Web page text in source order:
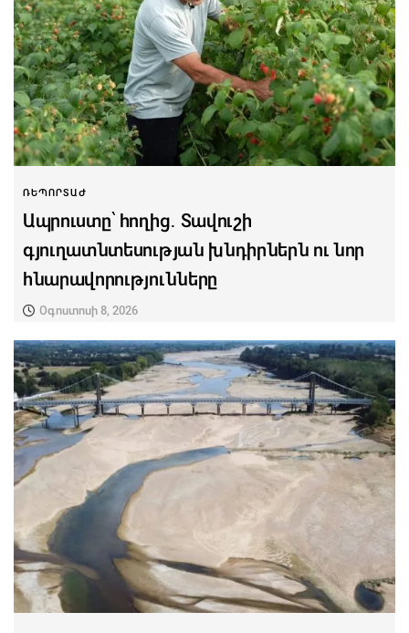
ՌԵՊՈՐՏԱԺ
Ապրուստը՝ հողից․ Տավուշի
գյուղատնտեսության խնդիրներն ու նոր
հնարավորությունները
Օգոստոսի 8, 2026